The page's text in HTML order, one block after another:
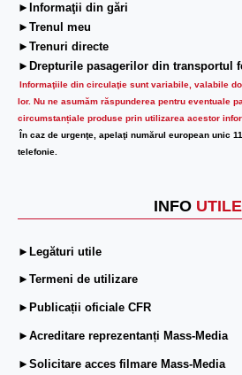
►Informaţii din gări
►Trenul meu
►Trenuri directe
►Drepturile pasagerilor din transportul
Informaţiile din circulaţie sunt variabile, valabile
lor. Nu ne asumăm răspunderea pentru eventuale
circumstanțiale produse prin utilizarea acestor
În caz de urgenţe, apelaţi numărul european unic
telefonie.
INFO UTILE
►Legături utile
►Termeni de utilizare
►Publicații oficiale CFR
►Acreditare reprezentanți Mass-Media
►Solicitare acces filmare Mass-Media